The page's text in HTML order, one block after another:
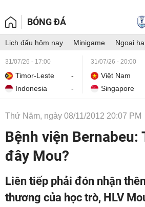
BÓNG ĐÁ
Lịch đấu hôm nay Minigame Ngoại
31/07/26 - 17:00
Timor-Leste
-
Indonesia
-
31/07/26 - 20:00
Việt Nam
Singapore
Thứ Năm, ngày 08/11/2012 20:07 PM
Bệnh viện Bernabeu:
đây Mou?
Liên tiếp phải đón nhận
thương của học trò, HLV